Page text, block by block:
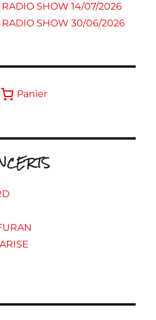
SHOW 14/07/2026
RADIO SHOW 30/06/2026
Panier